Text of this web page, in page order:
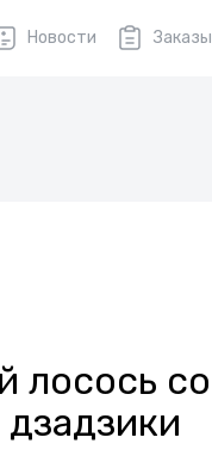
Новости Заказы
лосось со